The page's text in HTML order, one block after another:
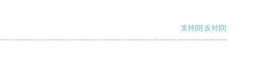
支持[0] 反对[0]